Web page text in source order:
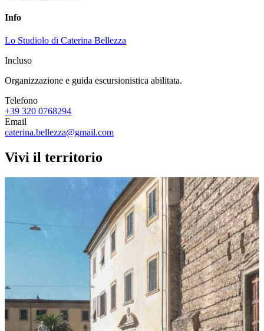
Info
Lo Studiolo di Caterina Bellezza
Incluso
Organizzazione e guida escursionistica abilitata.
Telefono
+39 320 0768294
Email
caterina.bellezza@gmail.com
Vivi il territorio